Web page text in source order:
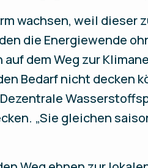
wachsen, weil
die Energiewende
dem Weg zur
Bedarf nicht decken
„Sie gleichen